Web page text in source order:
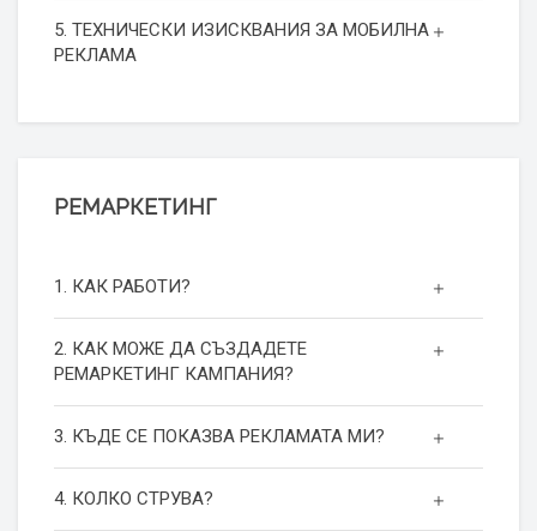
5. ТЕХНИЧЕСКИ ИЗИСКВАНИЯ ЗА МОБИЛНА
РЕКЛАМА
РЕМАРКЕТИНГ
1. КАК РАБОТИ?
2. КАК МОЖЕ ДА СЪЗДАДЕТЕ
РЕМАРКЕТИНГ КАМПАНИЯ?
3. КЪДЕ СЕ ПОКАЗВА РЕКЛАМАТА МИ?
4. КОЛКО СТРУВА?